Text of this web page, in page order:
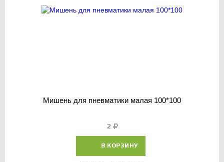
Мишень для пневматики малая 100*100
2
В КОРЗИНУ